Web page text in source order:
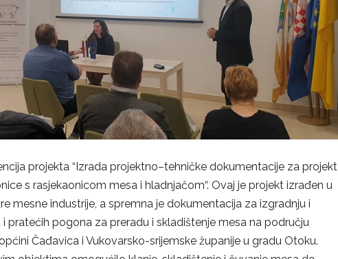
projekta “Izrada projektno–tehničke dokumentacije za projekt
s rasjekaonicom mesa i hladnjačom“. Ovaj je projekt izrađen u
mesne industrije, a spremna je dokumentacija za izgradnju i
pratećih pogona za preradu i skladištenje mesa na području
Čađavica i Vukovarsko-srijemske županije u gradu Otoku.